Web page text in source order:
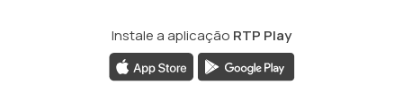
Instale a aplicação RTP Play